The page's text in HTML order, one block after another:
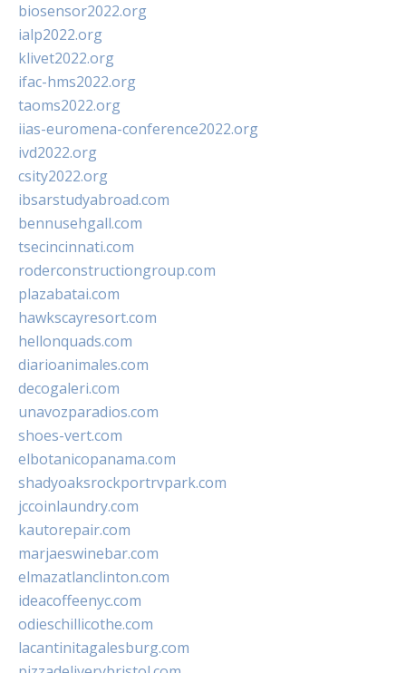
biosensor2022.org
ialp2022.org
klivet2022.org
ifac-hms2022.org
taoms2022.org
iias-euromena-conference2022.org
ivd2022.org
csity2022.org
ibsarstudyabroad.com
bennusehgall.com
tsecincinnati.com
roderconstructiongroup.com
plazabatai.com
hawkscayresort.com
hellonquads.com
diarioanimales.com
decogaleri.com
unavozparadios.com
shoes-vert.com
elbotanicopanama.com
shadyoaksrockportrvpark.com
jccoinlaundry.com
kautorepair.com
marjaeswinebar.com
elmazatlanclinton.com
ideacoffeenyc.com
odieschillicothe.com
lacantinitagalesburg.com